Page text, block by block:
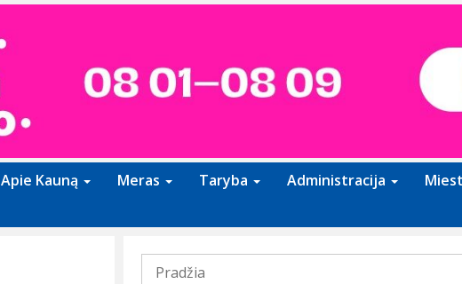
Apie Kauną Meras Taryba Administracija
Pradžia